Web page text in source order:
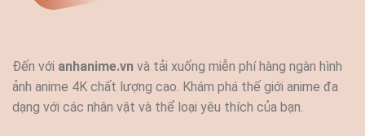
Đến với anhanime.vn và tải xuống miễn phí hàng ngàn hình
ảnh anime 4K chất lượng cao. Khám phá thế giới anime đa
dạng với các nhân vật và thể loại yêu thích của bạn.